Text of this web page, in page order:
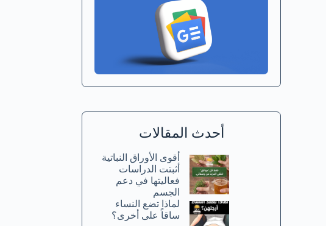
أحدث المقالات
أقوى الأوراق النباتية
أثبتت الدراسات
فعاليتها في دعم
الجسم
لماذا تضع النساء
ساقاً على أخرى؟